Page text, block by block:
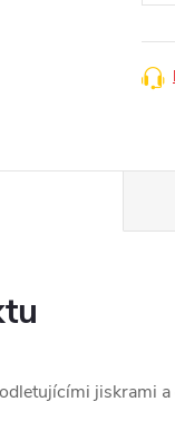
jiskrami